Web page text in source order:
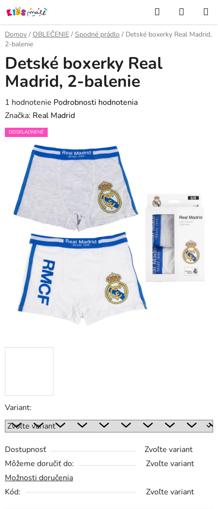
Prejsť
na
obsah
Hľadať
KOŠÍK
Domov / OBLEČENIE / Spodné prádlo / Detské boxerky Real Madrid,
2-balenie
Variant:
Dostupnosť
Zvoľte variant
Môžeme doručiť do:
Zvoľte variant
Možnosti doručenia
Kód:
Zvoľte variant
Detské boxerky Real
Madrid, 2-balenie
Priemerné
hodnotenie
produktu
hviezdičiek.
1 hodnotenie Podrobnosti hodnotenia
Značka: Real Madrid
DOSKLADNENÉ